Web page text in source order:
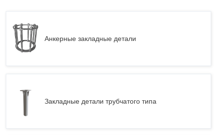
Анкерные закладные детали
Закладные детали трубчатого типа